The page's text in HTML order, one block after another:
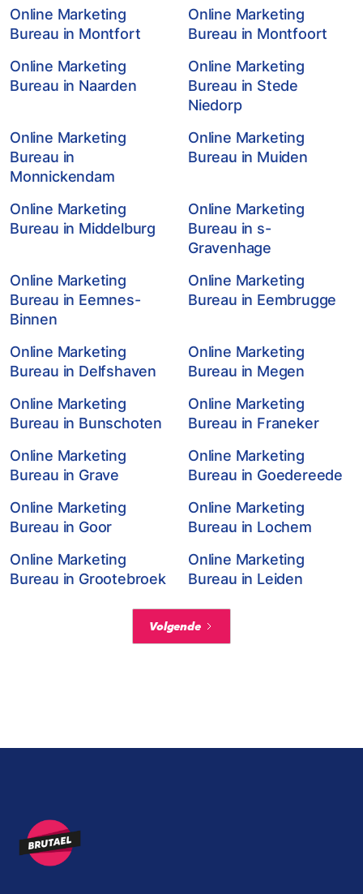
Online Marketing
Bureau in Montfort
Online Marketing
Bureau in Montfoort
Online Marketing
Bureau in Naarden
Online Marketing
Bureau in Stede
Niedorp
Online Marketing
Bureau in
Monnickendam
Online Marketing
Bureau in Muiden
Online Marketing
Bureau in Middelburg
Online Marketing
Bureau in s-
Gravenhage
Online Marketing
Bureau in Eemnes-
Binnen
Online Marketing
Bureau in Eembrugge
Online Marketing
Bureau in Delfshaven
Online Marketing
Bureau in Megen
Online Marketing
Bureau in Bunschoten
Online Marketing
Bureau in Franeker
Online Marketing
Bureau in Grave
Online Marketing
Bureau in Goedereede
Online Marketing
Bureau in Goor
Online Marketing
Bureau in Lochem
Online Marketing
Bureau in Grootebroek
Online Marketing
Bureau in Leiden
Volgende